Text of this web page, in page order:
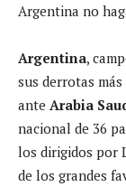
Argentina no
Argentina,
sus derrotas
ante Arabia
nacional de 36
los dirigidos por
de los grandes